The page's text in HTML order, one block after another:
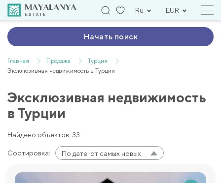
Ru EUR
Начать поиск
Главная Продажа
Турция
Эксклюзивная недвижимость в Турции
Эксклюзивная недвижимость
в Турции
Найдено объектов: 33
Сортировка: По дате: от самых новых